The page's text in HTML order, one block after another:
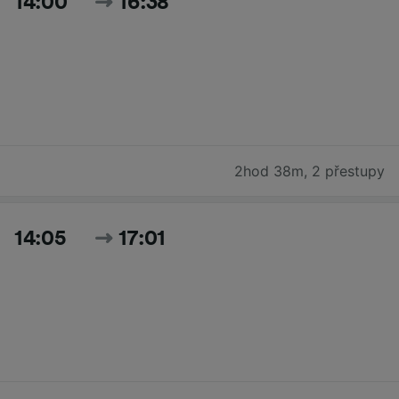
2hod 38m, 2 přestupy
14:05 17:01